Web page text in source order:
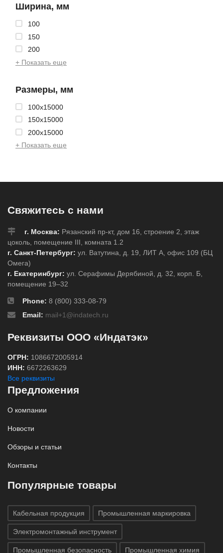
Ширина, мм
100
150
200
+ Показать еще
Размеры, мм
100x15000
150x15000
200x15000
+ Показать еще
Свяжитесь с нами
г. Москва: Рязанский пр-кт, дом 16, строение 2, этаж
цоколь, помещение III, комната 1.2
г. Санкт-Петербург: ул. Ватутина, д. 19, ЛИТ А, офис 109 (БЦ
Омега)
г. Екатеринбург: ул. Серафимы Дерябиной, д. 32, корп. Б,
помещение 19–32
Phone: 8 (800) 333-08-79
Email: mail+1@indatech.ru
Реквизиты ООО «Индатэк»
ОГРН: 1086672005914
ИНН: 6672263629
Все реквизиты
Предложения
О компании
Новости
Обзоры и статьи
Контакты
Популярные товары
Кабельная продукция Промышленная маркировка
Электромонтажный инструмент
Промышленная безопасность Промышленная химия